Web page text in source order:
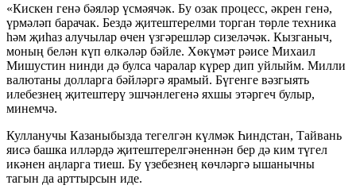
«Кискен генә бәяләр үсмәячәк. Бу озак процесс, әкрен генә,
үрмәләп барачак. Бездә җитештерелми торган төрле техника
һәм җиһаз алучылар өчен үзгәрешләр сизеләчәк. Кызганыч,
моның белән күп өлкәләр бәйле. Хөкүмәт рәисе Михаил
Мишустин нинди дә булса чаралар күрер дип уйлыйм. Милли
валютаны долларга бәйләргә ярамый. Бүгенге вәзгыять
илебезнең җитештерү эшчәнлегенә яхшы этәргеч булыр,
минемчә.
Кулланучы Казаныбызда тегелгән күлмәк Һиндстан, Тайвань
яисә башка илләрдә җитештерелгәненнән бер дә ким түгел
икәнен аңларга тиеш. Бу үзебезнең көчләргә ышанычны
тагын да арттырсын иде.